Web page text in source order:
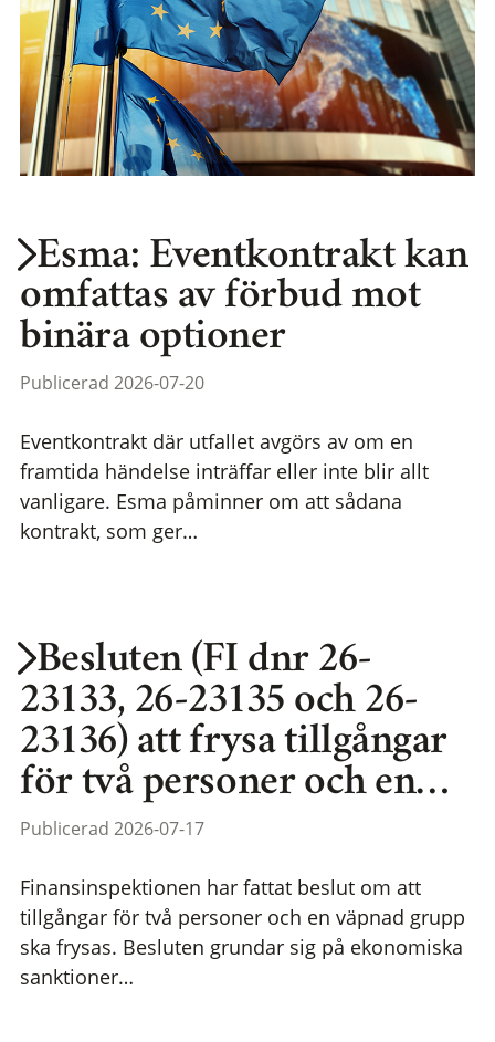
Esma: Eventkontrakt kan
omfattas av förbud mot
binära optioner
Publicerad 2026-07-20
Eventkontrakt där utfallet avgörs av om en
framtida händelse inträffar eller inte blir allt
vanligare. Esma påminner om att sådana
kontrakt, som ger…
Besluten (FI dnr 26-
23133, 26-23135 och 26-
23136) att frysa tillgångar
för två personer och en…
Publicerad 2026-07-17
Finansinspektionen har fattat beslut om att
tillgångar för två personer och en väpnad grupp
ska frysas. Besluten grundar sig på ekonomiska
sanktioner…